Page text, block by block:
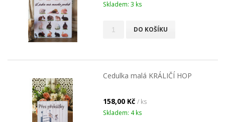
Skladem: 3 ks
DO KOŠÍKU
Cedulka malá KRÁLIČÍ HOP
158,00 Kč / ks
Skladem: 4 ks